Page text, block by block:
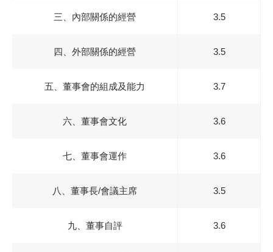
三、內部關係的經營 3.5
四、外部關係的經營 3.5
五、董事會的組成及能力 3.7
六、董事會文化 3.6
七、董事會運作 3.6
八、董事長/會議主席 3.5
九、董事自評 3.6